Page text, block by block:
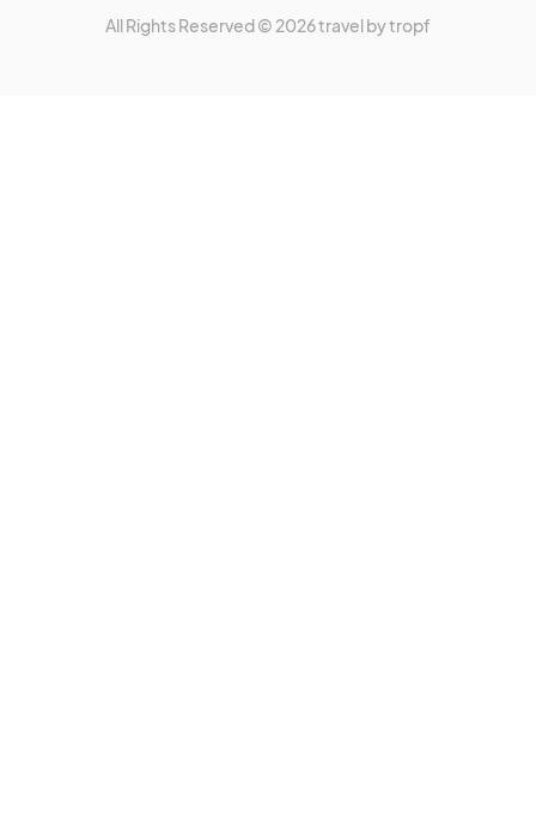
All Rights Reserved © 2026 travel by tropf